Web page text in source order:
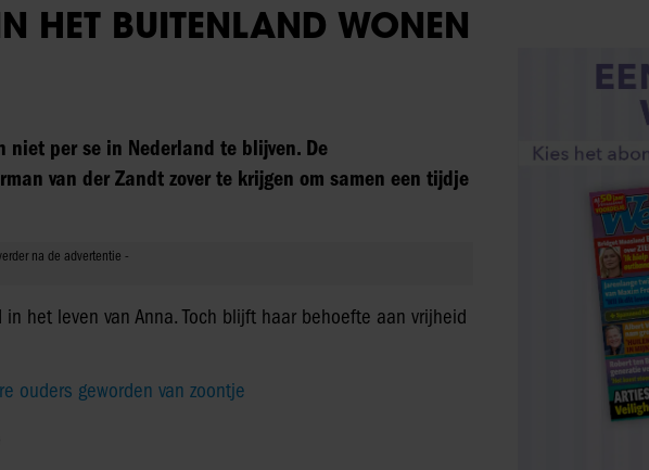
HET BUITENLAND WONEN
niet per se in Nederland te blijven. De
van der Zandt zover te krijgen om samen een tijdje
het leven van Anna. Toch blijft haar behoefte aan vrijheid
ouders geworden van zoontje